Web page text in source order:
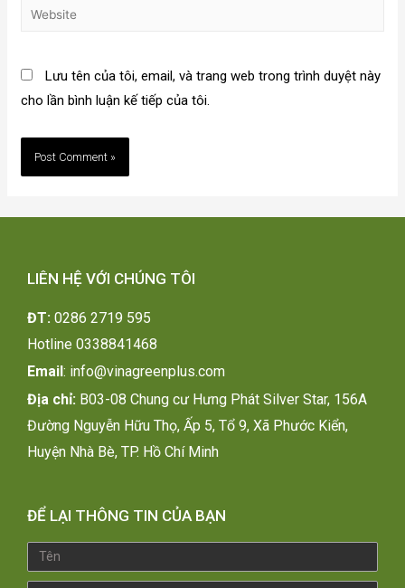
Lưu tên của tôi, email, và trang web trong trình duyệt này
cho lần bình luận kế tiếp của tôi.
LIÊN HỆ VỚI CHÚNG TÔI
ĐT: 0286 2719 595
Hotline 0338841468
Email: info@vinagreenplus.com
Địa chỉ: B03-08 Chung cư Hưng Phát Silver Star, 156A
Đường Nguyễn Hữu Thọ, Ấp 5, Tổ 9, Xã Phước Kiển,
Huyện Nhà Bè, TP. Hồ Chí Minh
ĐỂ LẠI THÔNG TIN CỦA BẠN